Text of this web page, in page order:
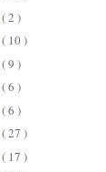
( 2 )
( 10 )
( 9 )
( 6 )
( 6 )
( 27 )
( 17 )